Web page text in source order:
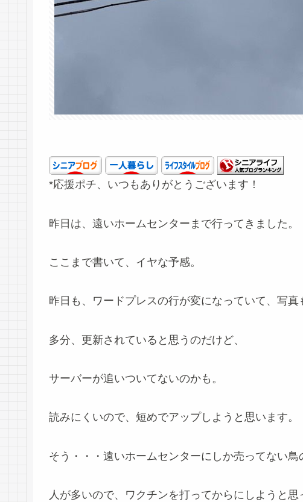
*応援ポチ、いつもありがとうございます！
昨日は、遠いホームセンターまで行ってきました。
ここまで書いて、イヤな予感。
昨日も、ワードプレスの行が変になっていて、写真
多分、更新されていると思うのだけど、
サーバーが追いついてないのかも。
読みにくいので、短めでアップしようと思います。
そう・・・遠いホームセンターにしか売ってない鳥
人が多いので、ワクチンを打ってからにしようと思